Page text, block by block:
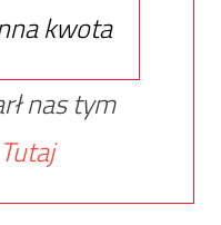
kwota
nas tym
Tutaj